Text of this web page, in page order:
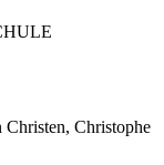
Christophe